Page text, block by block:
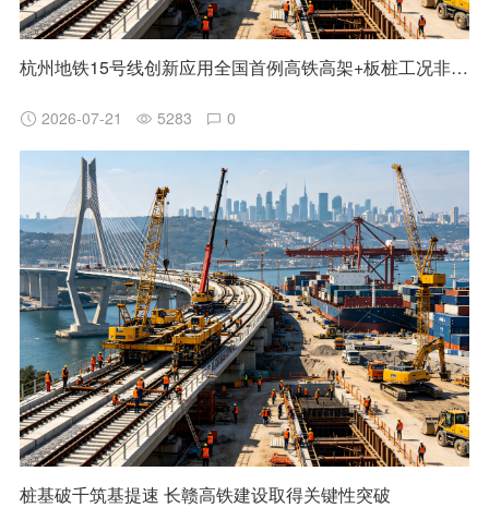
杭州地铁15号线创新应用全国首例高铁高架+板桩工况非清障磨桩技术
2026-07-21 5283 0
桩基破千筑基提速 长赣高铁建设取得关键性突破